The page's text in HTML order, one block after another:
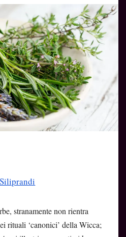
stranamente non rientra
rituali ‘canonici’ della Wicca;